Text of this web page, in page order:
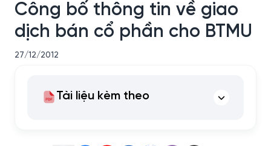
Công bố thông tin về giao
dịch bán cổ phần cho BTMU
27/12/2012
Tài liệu kèm theo